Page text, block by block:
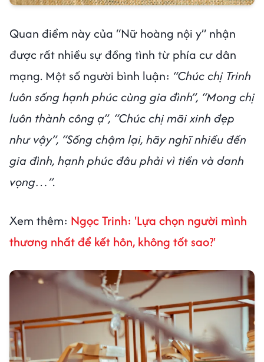
Quan điểm này của “Nữ hoàng nội y” nhận
được rất nhiều sự đồng tình từ phía cư dân
mạng. Một số người bình luận: “Chúc chị Trinh
luôn sống hạnh phúc cùng gia đình”, “Mong chị
luôn thành công ạ”, “Chúc chị mãi xinh đẹp
như vậy”, “Sống chậm lại, hãy nghĩ nhiều đến
gia đình, hạnh phúc đâu phải vì tiền và danh
vọng…”.
Xem thêm: Ngọc Trinh: 'Lựa chọn người mình
thương nhất để kết hôn, không tốt sao?'